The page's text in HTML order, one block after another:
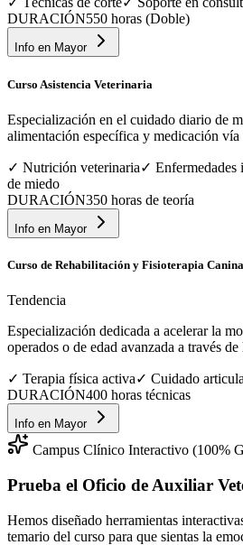
DURACIÓN550 horas (Doble)
Info en Mayor
Curso Asistencia Veterinaria
Especialización en el cuidado diario de
alimentación específica y medicación vía
✓ Nutrición veterinaria✓ Enfermedades
de miedo
DURACIÓN350 horas de teoría
Info en Mayor
Curso de Rehabilitación y Fisioterapia
Tendencia
Especialización dedicada a acelerar la
operados o de edad avanzada a través
✓ Terapia física activa✓ Cuidado
DURACIÓN400 horas técnicas
Info en Mayor
Campus Clínico Interactivo (100%
Prueba el Oficio de Auxiliar
Hemos diseñado herramientas
temario del curso para que sientas la